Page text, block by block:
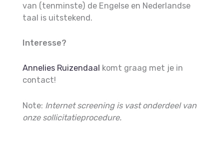
van (tenminste) de Engelse en Nederlandse
taal is uitstekend.
Interesse?
Annelies Ruizendaal komt graag met je in
contact!
Note: Internet screening is vast onderdeel van
onze sollicitatieprocedure.